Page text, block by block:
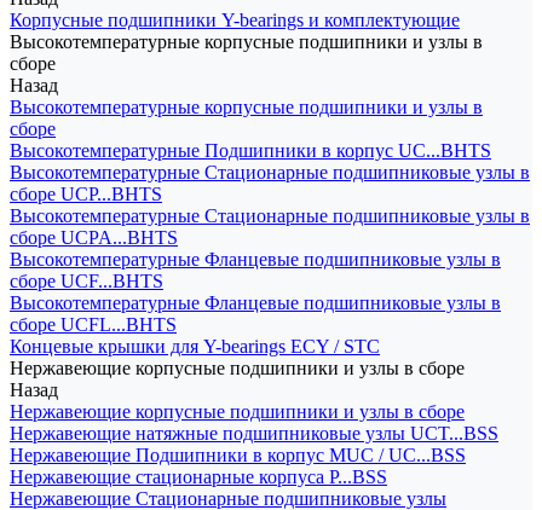
Корпусные подшипники Y-bearings и комплектующие
Высокотемпературные корпусные подшипники и узлы в
сборе
Назад
Высокотемпературные корпусные подшипники и узлы в
сборе
Высокотемпературные Подшипники в корпус UC...BHTS
Высокотемпературные Стационарные подшипниковые узлы в
сборе UCP...BHTS
Высокотемпературные Стационарные подшипниковые узлы в
сборе UCPA...BHTS
Высокотемпературные Фланцевые подшипниковые узлы в
сборе UCF...BHTS
Высокотемпературные Фланцевые подшипниковые узлы в
сборе UCFL...BHTS
Концевые крышки для Y-bearings ECY / STC
Нержавеющие корпусные подшипники и узлы в сборе
Назад
Нержавеющие корпусные подшипники и узлы в сборе
Нержавеющие натяжные подшипниковые узлы UCT...BSS
Нержавеющие Подшипники в корпус MUC / UC...BSS
Нержавеющие стационарные корпуса P...BSS
Нержавеющие Стационарные подшипниковые узлы